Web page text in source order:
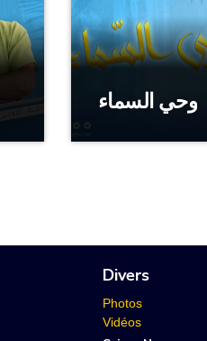
وحي السماء
Divers
Photos
Vidéos